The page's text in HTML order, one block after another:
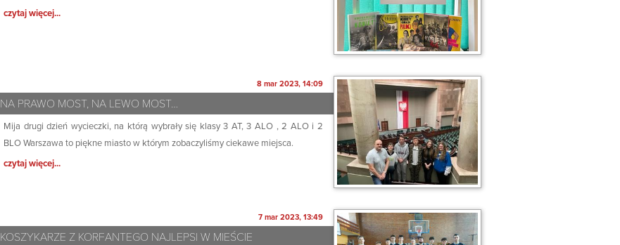
czytaj więcej...
8 mar 2023, 14:09
NA PRAWO MOST, NA LEWO MOST…
Mija drugi dzień wycieczki, na którą wybrały się klasy 3 AT, 3 ALO , 2 ALO i 2
BLO Warszawa to piękne miasto w którym zobaczyliśmy ciekawe miejsca.
czytaj więcej...
7 mar 2023, 13:49
KOSZYKARZE Z KORFANTEGO NAJLEPSI W MIEŚCIE